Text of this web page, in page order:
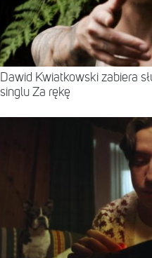
Dawid Kwiatkowski zabiera
singlu Za rękę